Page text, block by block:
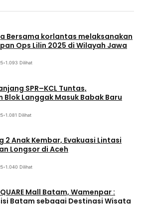
Bersama korlantas melaksanakan
Ops Lilin 2025 di Wilayah Jawa
•1.093 Dilihat
SPR–KCL Tuntas,
Blok Langgak Masuk Babak Baru
•1.081 Dilihat
2 Anak Kembar, Evakuasi Lintasi
Longsor di Aceh
•1.040 Dilihat
Mall Batam, Wamenpar :
Batam sebagai Destinasi Wisata